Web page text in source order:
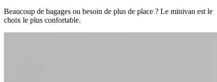
Beaucoup de bagages ou besoin de plus de place ? Le minivan est le
choix le plus confortable.